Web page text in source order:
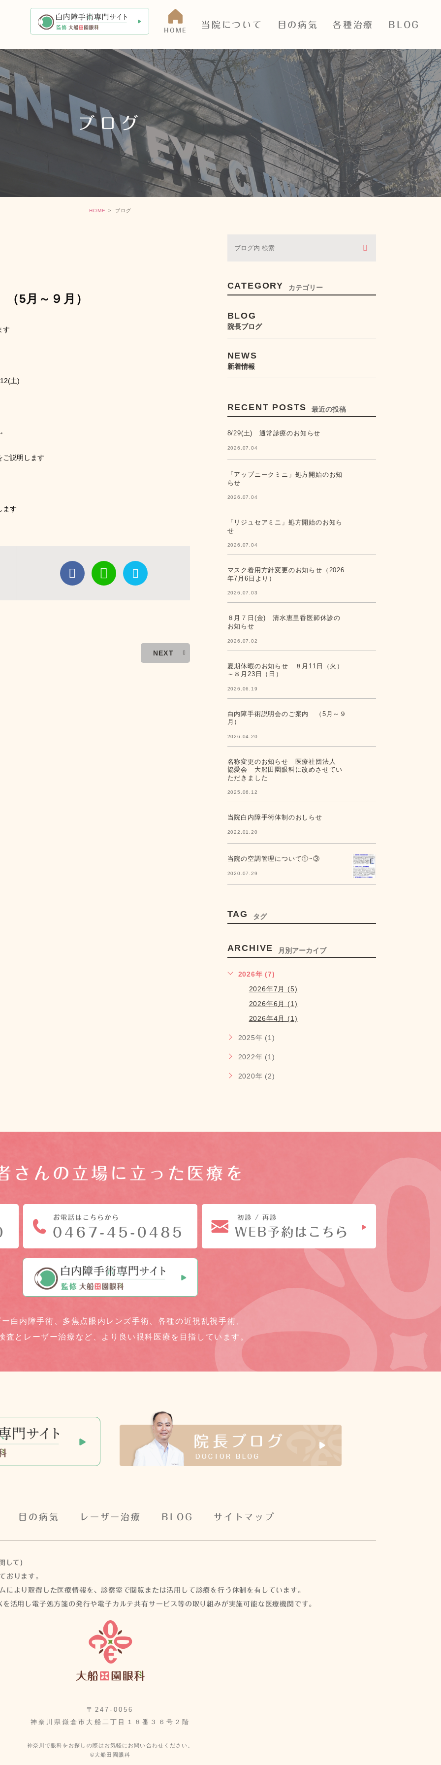
HOME
当院について
当院について
アクセス・診療時間
医師の紹介
院内・設備紹介
目の病気
目の表裏の病気
眼底出血
飛蚊症・網膜裂孔・網膜剥
離
子どもの病気・近視治療
アレルギー性眼疾患結膜炎
各種治療
レーザー多焦点眼内レンズ
ICL・眼内コンタクトレンズ
治療
抗VEGF
PASCALレーザー
SLTレーザー
iStent眼内ドレーン
BLOG
ブログ
HOME ブログ
5月～９月）
す
土)
ご説明します
ます
NEXT
CATEGORY カテゴリー
BLOG
院長ブログ
NEWS
新着情報
RECENT POSTS 最近の投稿
8/29(土) 通常診療のお知らせ
2026.07.04
「アップニークミニ」処方開始のお知
らせ
2026.07.04
「リジュセアミニ」処方開始のお知ら
せ
2026.07.04
マスク着用方針変更のお知らせ（2026
年7月6日より）
2026.07.03
８月７日(金) 清水恵里香医師休診の
お知らせ
2026.07.02
夏期休暇のお知らせ ８月11日（火）
～８月23日（日）
2026.06.19
白内障手術説明会のご案内 （5月～９
月）
2026.04.20
名称変更のお知らせ 医療社団法人
協愛会 大船田園眼科に改めさせてい
ただきました
2025.06.12
当院白内障手術体制のおしらせ
2022.01.20
当院の空調管理について①~③
2020.07.29
TAG タグ
ARCHIVE 月別アーカイブ
2026年 (7)
2026年7月 (5)
2026年6月 (1)
2026年4月 (1)
2025年 (1)
2022年 (1)
2020年 (2)
さんの立場に立った医療を
白内障手術、 多焦点眼内レンズ手術、 各種の近視乱視手術、
査とレーザー治療など、 より良い眼科医療を目指しています。
目の病気 レーザー治療 BLOG サイトマップ
して)
おります。
により取得した医療情報を、診察室で閲覧または活用して診療を行う体制を有しています。
活用し電子処方箋の発行や電子カルテ共有サービス等の取り組みが実施可能な医療機関です。
〒247-0056
神奈川県鎌倉市大船二丁目１８番３６号２階
神奈川で眼科をお探しの際はお気軽にお問い合わせください。
©大船田園眼科